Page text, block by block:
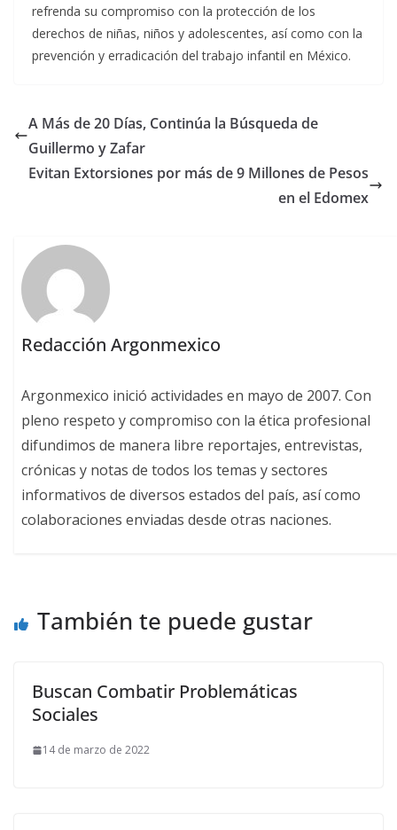
refrenda su compromiso con la protección de los
derechos de niñas, niños y adolescentes, así como con la
prevención y erradicación del trabajo infantil en México.
A Más de 20 Días, Continúa la Búsqueda de
Guillermo y Zafar
Evitan Extorsiones por más de 9 Millones de Pesos
en el Edomex
Redacción Argonmexico
Argonmexico inició actividades en mayo de 2007. Con
pleno respeto y compromiso con la ética profesional
difundimos de manera libre reportajes, entrevistas,
crónicas y notas de todos los temas y sectores
informativos de diversos estados del país, así como
colaboraciones enviadas desde otras naciones.
También te puede gustar
Buscan Combatir Problemáticas
Sociales
14 de marzo de 2022